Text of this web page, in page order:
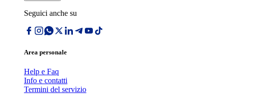
Seguici anche su
Area personale
Help e Faq
Info e contatti
Termini del servizio